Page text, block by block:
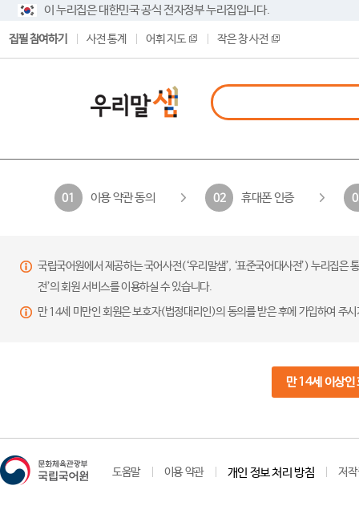
이 누리집은 대한민국 공식 전자정부 누리집입니다.
집필 참여하기 사전 통계 어휘 지도 작은 창 사전
01 이용 약관 동의 02 휴대폰 인증
국립국어원에서 제공하는 국어사전(‘우리말샘’, ‘표준국어대사전’) 누리집
전’의 회원 서비스를 이용하실 수 있습니다.
만 14세 미만인 회원은 보호자(법정대리인)의 동의를 받은 후에 가입하여 주
만 14세 이상인
도움말 이용 약관 개인 정보 처리 방침 저